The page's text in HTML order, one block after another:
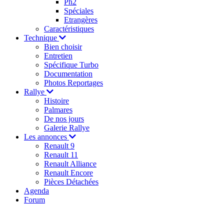
Ph2
Spéciales
Etrangères
Caractéristiques
Technique
Bien choisir
Entretien
Spécifique Turbo
Documentation
Photos Reportages
Rallye
Histoire
Palmares
De nos jours
Galerie Rallye
Les annonces
Renault 9
Renault 11
Renault Alliance
Renault Encore
Pièces Détachées
Agenda
Forum